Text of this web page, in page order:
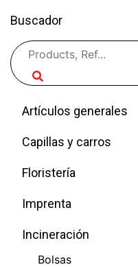
Buscador
Artículos generales
Capillas y carros
Floristería
Imprenta
Incineración
Bolsas